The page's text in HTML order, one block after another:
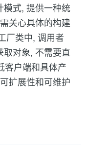
模式, 提供一种统
关心具体的构建
厂类中, 调用者
取对象, 不需要直
客户端和具体产
扩展性和可维护